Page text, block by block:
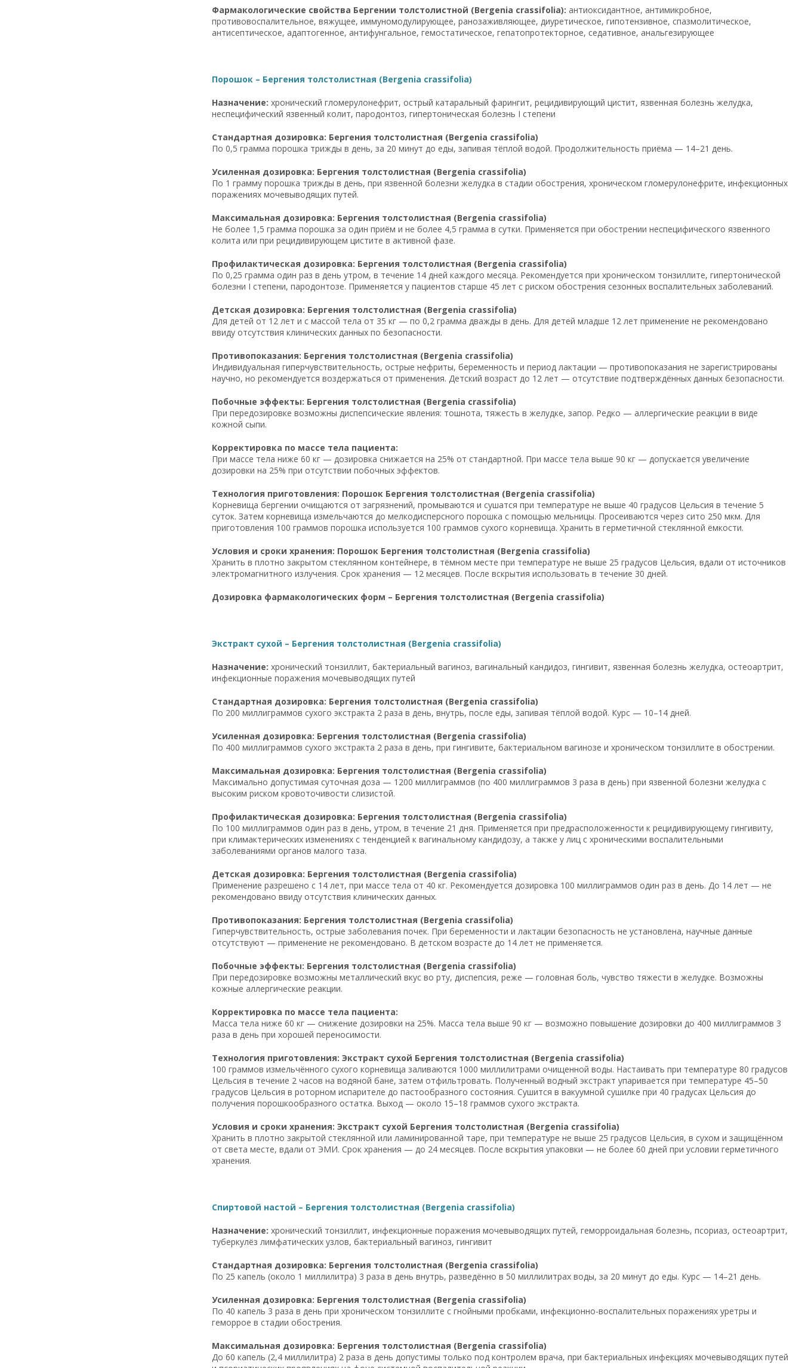
Фармакологические свойства Бергении толстолистной (Bergenia crassifolia): антиоксидантное, антимикробное,
противовоспалительное, вяжущее, иммуномодулирующее, ранозаживляющее, диуретическое, гипотензивное, спазмолитическое,
антисептическое, адаптогенное, антифунгальное, гемостатическое, гепатопротекторное, седативное, анальгезирующее
Порошок – Бергения толстолистная (Bergenia crassifolia)
Назначение: хронический гломерулонефрит, острый катаральный фарингит, рецидивирующий цистит, язвенная болезнь желудка,
неспецифический язвенный колит, пародонтоз, гипертоническая болезнь I степени
Стандартная дозировка: Бергения толстолистная (Bergenia crassifolia)
По 0,5 грамма порошка трижды в день, за 20 минут до еды, запивая тёплой водой. Продолжительность приёма — 14–21 день.
Усиленная дозировка: Бергения толстолистная (Bergenia crassifolia)
По 1 грамму порошка трижды в день, при язвенной болезни желудка в стадии обострения, хроническом гломерулонефрите, инфекционных
поражениях мочевыводящих путей.
Максимальная дозировка: Бергения толстолистная (Bergenia crassifolia)
Не более 1,5 грамма порошка за один приём и не более 4,5 грамма в сутки. Применяется при обострении неспецифического язвенного
колита или при рецидивирующем цистите в активной фазе.
Профилактическая дозировка: Бергения толстолистная (Bergenia crassifolia)
По 0,25 грамма один раз в день утром, в течение 14 дней каждого месяца. Рекомендуется при хроническом тонзиллите, гипертонической
болезни I степени, пародонтозе. Применяется у пациентов старше 45 лет с риском обострения сезонных воспалительных заболеваний.
Детская дозировка: Бергения толстолистная (Bergenia crassifolia)
Для детей от 12 лет и с массой тела от 35 кг — по 0,2 грамма дважды в день. Для детей младше 12 лет применение не рекомендовано
ввиду отсутствия клинических данных по безопасности.
Противопоказания: Бергения толстолистная (Bergenia crassifolia)
Индивидуальная гиперчувствительность, острые нефриты, беременность и период лактации — противопоказания не зарегистрированы
научно, но рекомендуется воздержаться от применения. Детский возраст до 12 лет — отсутствие подтверждённых данных безопасности.
Побочные эффекты: Бергения толстолистная (Bergenia crassifolia)
При передозировке возможны диспепсические явления: тошнота, тяжесть в желудке, запор. Редко — аллергические реакции в виде
кожной сыпи.
Корректировка по массе тела пациента:
При массе тела ниже 60 кг — дозировка снижается на 25% от стандартной. При массе тела выше 90 кг — допускается увеличение
дозировки на 25% при отсутствии побочных эффектов.
Технология приготовления: Порошок Бергения толстолистная (Bergenia crassifolia)
Корневища бергении очищаются от загрязнений, промываются и сушатся при температуре не выше 40 градусов Цельсия в течение 5
суток. Затем корневища измельчаются до мелкодисперсного порошка с помощью мельницы. Просеиваются через сито 250 мкм. Для
приготовления 100 граммов порошка используется 100 граммов сухого корневища. Хранить в герметичной стеклянной ёмкости.
Условия и сроки хранения: Порошок Бергения толстолистная (Bergenia crassifolia)
Хранить в плотно закрытом стеклянном контейнере, в тёмном месте при температуре не выше 25 градусов Цельсия, вдали от источников
электромагнитного излучения. Срок хранения — 12 месяцев. После вскрытия использовать в течение 30 дней.
Дозировка фармакологических форм – Бергения толстолистная (Bergenia crassifolia)
Экстракт сухой – Бергения толстолистная (Bergenia crassifolia)
Назначение: хронический тонзиллит, бактериальный вагиноз, вагинальный кандидоз, гингивит, язвенная болезнь желудка, остеоартрит,
инфекционные поражения мочевыводящих путей
Стандартная дозировка: Бергения толстолистная (Bergenia crassifolia)
По 200 миллиграммов сухого экстракта 2 раза в день, внутрь, после еды, запивая тёплой водой. Курс — 10–14 дней.
Усиленная дозировка: Бергения толстолистная (Bergenia crassifolia)
По 400 миллиграммов сухого экстракта 2 раза в день, при гингивите, бактериальном вагинозе и хроническом тонзиллите в обострении.
Максимальная дозировка: Бергения толстолистная (Bergenia crassifolia)
Максимально допустимая суточная доза — 1200 миллиграммов (по 400 миллиграммов 3 раза в день) при язвенной болезни желудка с
высоким риском кровоточивости слизистой.
Профилактическая дозировка: Бергения толстолистная (Bergenia crassifolia)
По 100 миллиграммов один раз в день, утром, в течение 21 дня. Применяется при предрасположенности к рецидивирующему гингивиту,
при климактерических изменениях с тенденцией к вагинальному кандидозу, а также у лиц с хроническими воспалительными
заболеваниями органов малого таза.
Детская дозировка: Бергения толстолистная (Bergenia crassifolia)
Применение разрешено с 14 лет, при массе тела от 40 кг. Рекомендуется дозировка 100 миллиграммов один раз в день. До 14 лет — не
рекомендовано ввиду отсутствия клинических данных.
Противопоказания: Бергения толстолистная (Bergenia crassifolia)
Гиперчувствительность, острые заболевания почек. При беременности и лактации безопасность не установлена, научные данные
отсутствуют — применение не рекомендовано. В детском возрасте до 14 лет не применяется.
Побочные эффекты: Бергения толстолистная (Bergenia crassifolia)
При передозировке возможны металлический вкус во рту, диспепсия, реже — головная боль, чувство тяжести в желудке. Возможны
кожные аллергические реакции.
Корректировка по массе тела пациента:
Масса тела ниже 60 кг — снижение дозировки на 25%. Масса тела выше 90 кг — возможно повышение дозировки до 400 миллиграммов 3
раза в день при хорошей переносимости.
Технология приготовления: Экстракт сухой Бергения толстолистная (Bergenia crassifolia)
100 граммов измельчённого сухого корневища заливаются 1000 миллилитрами очищенной воды. Настаивать при температуре 80 градусов
Цельсия в течение 2 часов на водяной бане, затем отфильтровать. Полученный водный экстракт упаривается при температуре 45–50
градусов Цельсия в роторном испарителе до пастообразного состояния. Сушится в вакуумной сушилке при 40 градусах Цельсия до
получения порошкообразного остатка. Выход — около 15–18 граммов сухого экстракта.
Условия и сроки хранения: Экстракт сухой Бергения толстолистная (Bergenia crassifolia)
Хранить в плотно закрытой стеклянной или ламинированной таре, при температуре не выше 25 градусов Цельсия, в сухом и защищённом
от света месте, вдали от ЭМИ. Срок хранения — до 24 месяцев. После вскрытия упаковки — не более 60 дней при условии герметичного
хранения.
Спиртовой настой – Бергения толстолистная (Bergenia crassifolia)
Назначение: хронический тонзиллит, инфекционные поражения мочевыводящих путей, геморроидальная болезнь, псориаз, остеоартрит,
туберкулёз лимфатических узлов, бактериальный вагиноз, гингивит
Стандартная дозировка: Бергения толстолистная (Bergenia crassifolia)
По 25 капель (около 1 миллилитра) 3 раза в день внутрь, разведённо в 50 миллилитрах воды, за 20 минут до еды. Курс — 14–21 день.
Усиленная дозировка: Бергения толстолистная (Bergenia crassifolia)
По 40 капель 3 раза в день при хроническом тонзиллите с гнойными пробками, инфекционно-воспалительных поражениях уретры и
геморрое в стадии обострения.
Максимальная дозировка: Бергения толстолистная (Bergenia crassifolia)
До 60 капель (2,4 миллилитра) 2 раза в день допустимы только под контролем врача, при бактериальных инфекциях мочевыводящих путей